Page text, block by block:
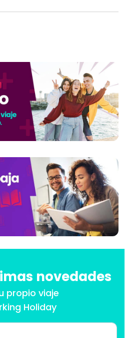
novedades
propio viaje
Holiday